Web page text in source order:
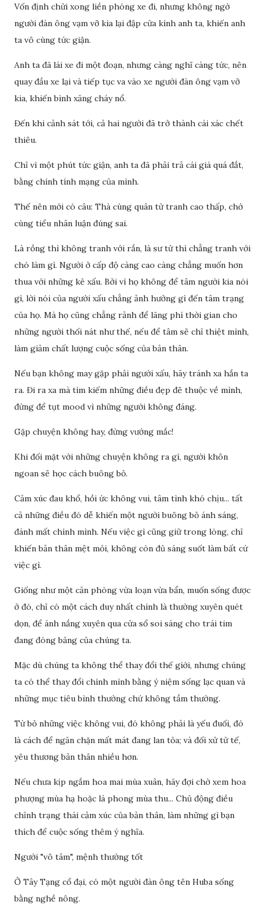
Vốn định chửi xong liền phóng xe đi, nhưng không ngờ
người đàn ông vạm vỡ kia lại đập cửa kính anh ta, khiến anh
ta vô cùng tức giận.
Anh ta đã lái xe đi một đoạn, nhưng càng nghĩ càng tức, nên
quay đầu xe lại và tiếp tục va vào xe người đàn ông vạm vỡ
kia, khiến bình xăng cháy nổ.
Đến khi cảnh sát tới, cả hai người đã trở thành cái xác chết
thiêu.
Chỉ vì một phút tức giận, anh ta đã phải trả cái giá quá đắt,
bằng chính tính mạng của mình.
Thế nên mới có câu: Thà cùng quân tử tranh cao thấp, chớ
cùng tiểu nhân luận đúng sai.
Là rồng thì không tranh với rắn, là sư tử thì chẳng tranh với
chó làm gì. Người ở cấp độ càng cao càng chẳng muốn hơn
thua với những kẻ xấu. Bởi vì họ không để tâm người kia nói
gì, lời nói của người xấu chẳng ảnh hưởng gì đến tâm trạng
của họ. Mà họ cũng chẳng rảnh để lãng phí thời gian cho
những người thối nát như thế, nếu để tâm sẽ chỉ thiệt mình,
làm giảm chất lượng cuộc sống của bản thân.
Nếu bạn không may gặp phải người xấu, hãy tránh xa hắn ta
ra. Đi ra xa mà tìm kiếm những điều đẹp đẽ thuộc về mình,
đừng để tụt mood vì những người không đáng.
Gặp chuyện không hay, đừng vướng mắc!
Khi đối mặt với những chuyện không ra gì, người khôn
ngoan sẽ học cách buông bỏ.
Cảm xúc đau khổ, hồi ức không vui, tâm tình khó chịu... tất
cả những điều đó dễ khiến một người buông bỏ ánh sáng,
đánh mất chính mình. Nếu việc gì cũng giữ trong lòng, chỉ
khiến bản thân mệt mỏi, không còn đủ sáng suốt làm bất cứ
việc gì.
Giống như một căn phòng vừa loạn vừa bẩn, muốn sống được
ở đó, chỉ có một cách duy nhất chính là thường xuyên quét
dọn, để ánh nắng xuyên qua cửa sổ soi sáng cho trái tim
đang đóng băng của chúng ta.
Mặc dù chúng ta không thể thay đổi thế giới, nhưng chúng
ta có thể thay đổi chính mình bằng ý niệm sống lạc quan và
những mục tiêu bình thường chứ không tầm thường.
Từ bỏ những việc không vui, đó không phải là yếu đuối, đó
là cách để ngăn chặn mất mát đang lan tỏa; và đối xử tử tế,
yêu thương bản thân nhiều hơn.
Nếu chưa kịp ngắm hoa mai mùa xuân, hãy đợi chờ xem hoa
phượng mùa hạ hoặc lá phong mùa thu... Chủ động điều
chỉnh trạng thái cảm xúc của bản thân, làm những gì bạn
thích để cuộc sống thêm ý nghĩa.
Người "vô tâm", mệnh thường tốt
Ở Tây Tạng cổ đại, có một người đàn ông tên Huba sống
bằng nghề nông.